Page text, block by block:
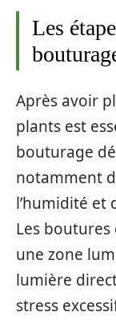
Les
Après avoir
plants est
bouturage
notamment
l’humidité et
Les
une zone
lumière
stress